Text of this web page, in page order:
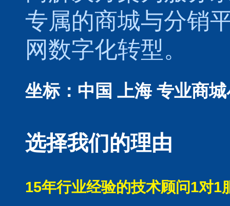
专属的商城与分销
网数字化转型。
坐标：中国 上海 专业商
选择我们的理由
15年行业经验的技术顾问1对1